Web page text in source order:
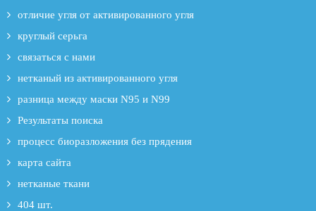
отличие угля от активированного угля
круглый серьга
связаться с нами
нетканый из активированного угля
разница между маски N95 и N99
Результаты поиска
процесс биоразложения без прядения
карта сайта
нетканые ткани
404 шт.